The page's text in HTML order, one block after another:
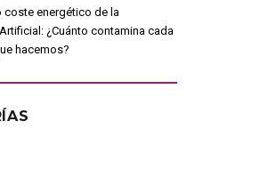
coste energético de la
¿Cuánto contamina cada
hacemos?